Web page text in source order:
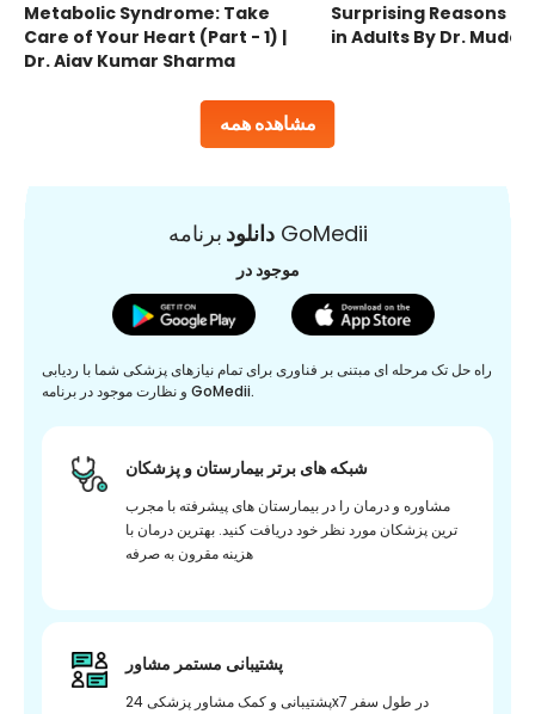
مشاهده همه
Metabolic Syndrome: Take
Care of Your Heart (Part - 1) |
Dr. Ajay Kumar Sharma
Surprising Reasons
in Adults By Dr.
دانلودبرنامه GoMedii
موجود در
راه حل تک مرحله ای مبتنی بر فناوری برای تمام نیازهای پزشکی شما با ردیابی
و نظارت موجود در برنامه GoMedii.
شبکه های برتر بیمارستان و پزشکان
مشاوره و درمان را در بیمارستان های پیشرفته با مجرب
ترین پزشکان مورد نظر خود دریافت کنید. بهترین درمان با
هزینه مقرون به صرفه
پشتیبانی مستمر مشاور
پشتیبانی و کمک مشاور پزشکی 24x7 در طول سفر